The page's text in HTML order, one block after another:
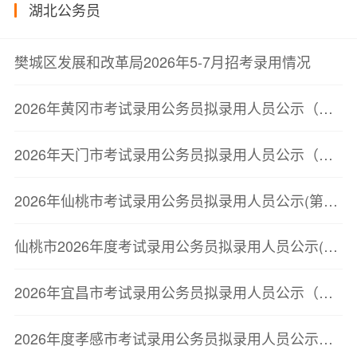
湖北公务员
樊城区发展和改革局2026年5-7月招考录用情况
2026年黄冈市考试录用公务员拟录用人员公示（第三批）
2026年天门市考试录用公务员拟录用人员公示（第二批）
2026年仙桃市考试录用公务员拟录用人员公示(第二批)
仙桃市2026年度考试录用公务员拟录用人员公示(第二批)
2026年宜昌市考试录用公务员拟录用人员公示（第二批）
2026年度孝感市考试录用公务员拟录用人员公示（第二批）